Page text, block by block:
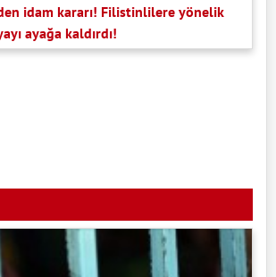
idam kararı! Filistinlilere yönelik
ayağa kaldırdı!